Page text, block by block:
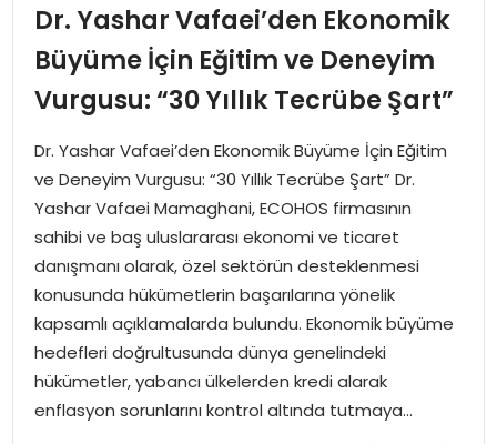
İDEAL SPOR
YAŞAM
MAGAZIN
SAĞLIK
SOSYAL HABER
Dr. Yashar Vafaei’den Ekonomik
Büyüme İçin Eğitim ve Deneyim
Vurgusu: “30 Yıllık Tecrübe Şart”
Dr. Yashar Vafaei’den Ekonomik Büyüme İçin Eğitim
ve Deneyim Vurgusu: “30 Yıllık Tecrübe Şart” Dr.
Yashar Vafaei Mamaghani, ECOHOS firmasının
sahibi ve baş uluslararası ekonomi ve ticaret
danışmanı olarak, özel sektörün desteklenmesi
konusunda hükümetlerin başarılarına yönelik
kapsamlı açıklamalarda bulundu. Ekonomik büyüme
hedefleri doğrultusunda dünya genelindeki
hükümetler, yabancı ülkelerden kredi alarak
enflasyon sorunlarını kontrol altında tutmaya…